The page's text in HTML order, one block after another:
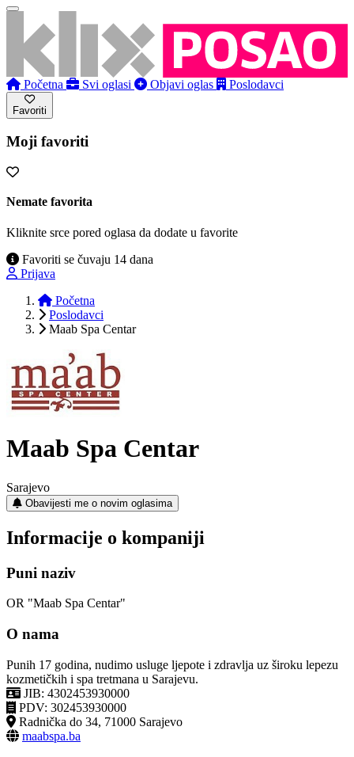
Početna Svi oglasi Objavi oglas Poslodavci
Favoriti
Moji favoriti
Nemate favorita
Kliknite srce pored oglasa da dodate u favorite
Favoriti se čuvaju 14 dana
Prijava
Početna
Poslodavci
Maab Spa Centar
Maab Spa Centar
Sarajevo
Obavijesti me o novim oglasima
Informacije o kompaniji
Puni naziv
OR "Maab Spa Centar"
O nama
Punih 17 godina, nudimo usluge ljepote i zdravlja uz široku lepezu
kozmetičkih i spa tretmana u Sarajevu.
JIB: 4302453930000
PDV: 302453930000
Radnička do 34, 71000 Sarajevo
maabspa.ba